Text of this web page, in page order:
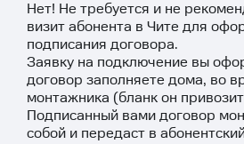
Нет! Не требуется и не
визит абонента в Чите для
подписания договора.
Заявку на подключение вы
договор заполняете дома, во
монтажника (бланк он
Подписанный вами договор
собой и передаст в